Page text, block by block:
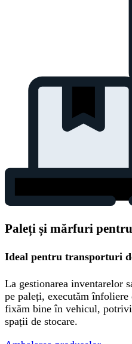
Paleți și mărfuri
Ideal pentru transporturi
La gestionarea inventarelor
pe paleți, executăm
fixăm bine în vehicul,
spații de stocare.